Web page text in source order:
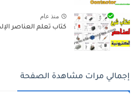
منذ عام
كتاب تعلم العناصر
إجمالي مرات مشاهدة الصفحة